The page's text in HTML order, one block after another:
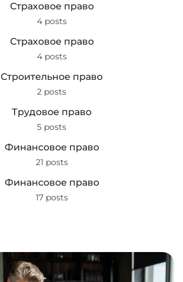
Страховое право
4 posts
Страховое право
4 posts
Строительное право
2 posts
Трудовое право
5 posts
Финансовое право
21 posts
Финансовое право
17 posts